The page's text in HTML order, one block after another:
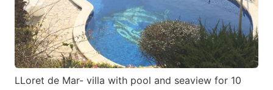
LLoret de Mar- villa with pool and seaview for 10